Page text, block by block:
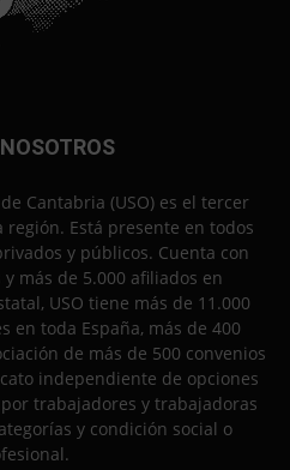
Cantabria (USO) es el tercer
Está presente en todos
y públicos. Cuenta con
más de 5.000 afiliados en
USO tiene más de 11.000
en toda España, más de 400
de más de 500 convenios
independiente de opciones
trabajadores y trabajadoras
y condición social o